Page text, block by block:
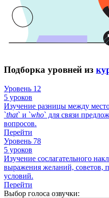
Подборка уровней из
Уровень 12
5 уроков
Изучение разницы между
`that` и `who` для связи
вопросов.
Перейти
Уровень 78
5 уроков
Изучение сослагательного
выражения желаний, советов,
условий.
Перейти
Выбор голоса озвучки: